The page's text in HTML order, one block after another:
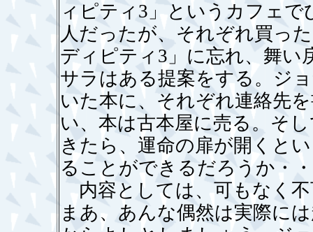
ィピティ3」というカフェ
人だったが、それぞれ買っ
ディピティ3」に忘れ、舞い
サラはある提案をする。ジ
いた本に、それぞれ連絡先
い、本は古本屋に売る。そ
きたら、運命の扉が開くと
ることができるだろうか・
内容としては、可もなく
まあ、あんな偶然は実際に